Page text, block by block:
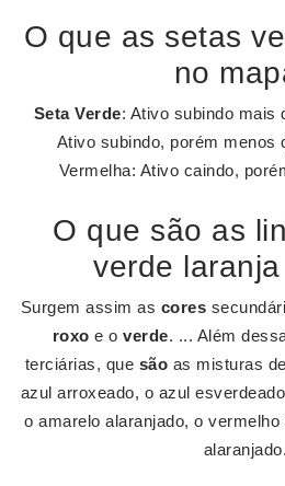
O que as setas
no
Seta Verde: Ativo subindo mais
Ativo subindo, porém menos
Vermelha: Ativo caindo,
O que são as
verde
Surgem assim as cores
roxo e o verde. ... Além
terciárias, que são as misturas
azul arroxeado, o azul
o amarelo alaranjado, o
alaranjado.